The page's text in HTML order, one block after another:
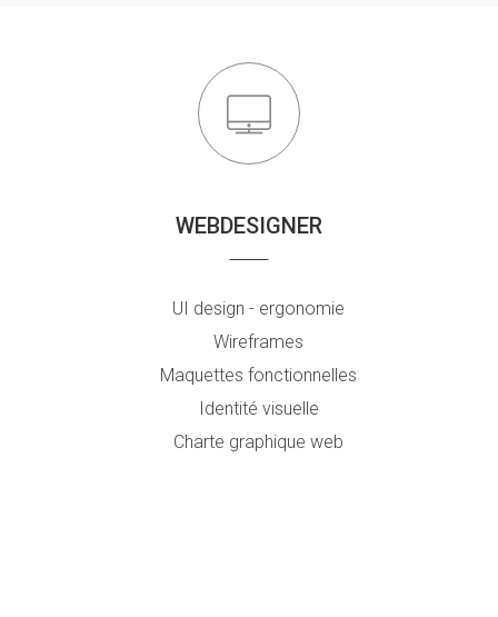
WEBDESIGNER
UI design - ergonomie
Wireframes
Maquettes fonctionnelles
Identité visuelle
Charte graphique web